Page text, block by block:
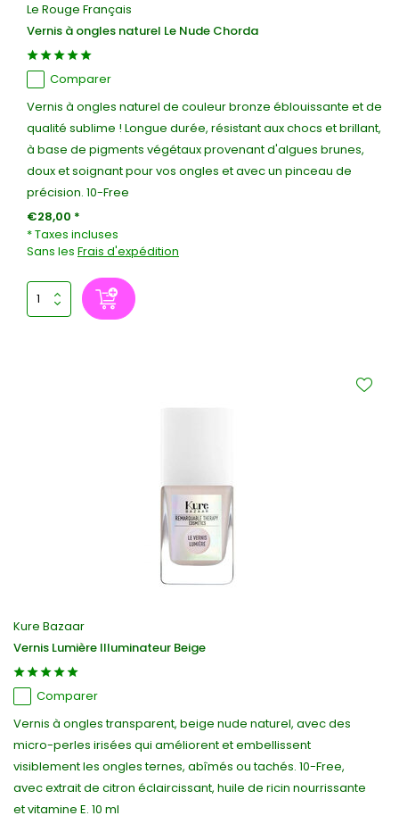
Le Rouge Français
Vernis à ongles naturel Le Nude Chorda
Comparer
Vernis à ongles naturel de couleur bronze éblouissante et de
qualité sublime ! Longue durée, résistant aux chocs et brillant,
à base de pigments végétaux provenant d'algues brunes,
doux et soignant pour vos ongles et avec un pinceau de
précision. 10-Free
€28,00 *
* Taxes incluses
Sans les Frais d'expédition
Kure Bazaar
Vernis Lumière Illuminateur Beige
Comparer
Vernis à ongles transparent, beige nude naturel, avec des
micro-perles irisées qui améliorent et embellissent
visiblement les ongles ternes, abîmés ou tachés. 10-Free,
avec extrait de citron éclaircissant, huile de ricin nourrissante
et vitamine E. 10 ml